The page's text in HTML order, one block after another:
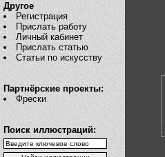
Другое
Регистрация
Прислать работу
Личный кабинет
Прислать статью
Статьи по искусству
Партнёрские проекты:
Фрески
Поиск иллюстраций: